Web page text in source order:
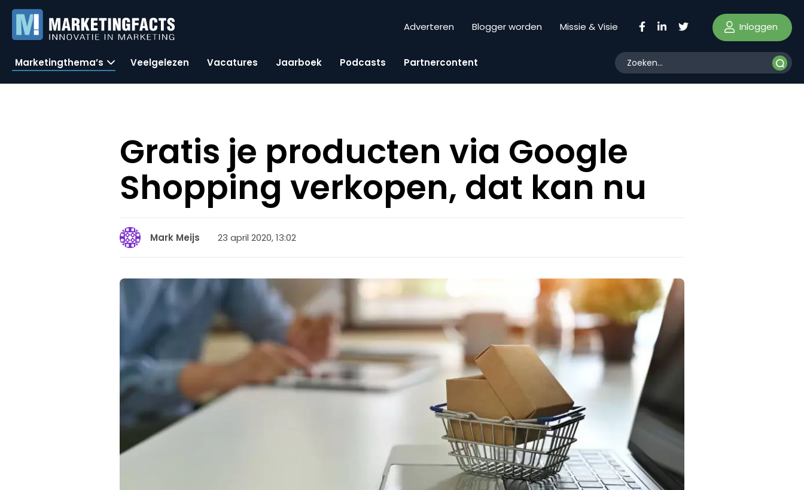
Adverteren Blogger worden Missie & Visie Inloggen
Marketingthema’s Veelgelezen Vacatures Jaarboek Podcasts Partnercontent
Gratis je producten via Google
Shopping verkopen, dat kan nu
Mark Meijs 23 april 2020, 13:02